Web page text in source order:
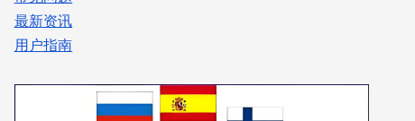
最新资讯
用户指南